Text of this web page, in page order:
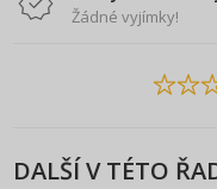
Žádné vyjímky!
DALŠÍ V TÉTO